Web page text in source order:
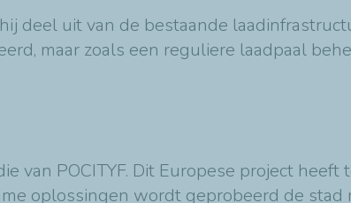
deel uit van de bestaande
maar zoals een reguliere laadpaal
van POCITYF. Dit Europese project
oplossingen wordt geprobeerd de stad